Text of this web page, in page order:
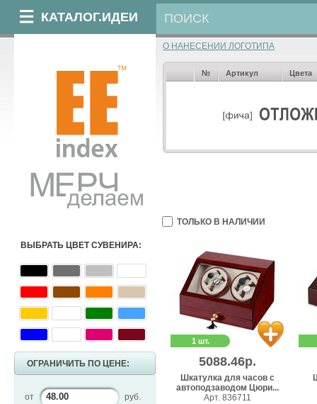
КАТАЛОГ.ИДЕИ
ВЫБРАТЬ ЦВЕТ СУВЕНИРА:
ОГРАНИЧИТЬ ПО ЦЕНЕ:
от руб.
О НАНЕСЕНИИ ЛОГОТИПА
№ Артикул Цвета
ТОЛЬКО В НАЛИЧИИ
1 шт.
5088.46р.
Шкатулка для часов с
автоподзаводом Цюри...
Арт. 836711